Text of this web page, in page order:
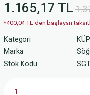
1.165,17 TL
*400,04 TL den başlayan
Kategori
Marka
Stok Kodu